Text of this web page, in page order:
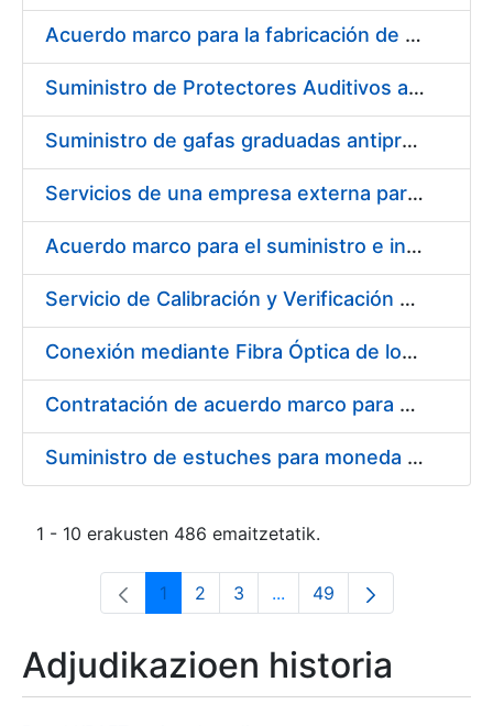
Erakutsi/Ezkutatu
Acuerdo marco para la fabricación de piezas
Suministro de Protectores Auditivos a medida para las personas trabajadoras de los Centros de Trabajo de Madrid y Burgos
Suministro de gafas graduadas antiproyecciones para los trabajadores de la FNMT-RCM en los centros de trabajo de Madrid y Burgos
Servicios de una empresa externa para el asesoramiento y resolución de los recursos de alzada que se presentan relacionados con procesos de selección para la FNMT-RCM
Acuerdo marco para el suministro e instalación de persianas, estores y otros complementos
Servicio de Calibración y Verificación Externa de los Equipos de Medición del Servicio de Prevención de la FNMT-RCM
Conexión mediante Fibra Óptica de los Centros de Proceso de Datos (CPDs) de las sedes de la FNMT-RCM de Burgos y Madrid
Contratación de acuerdo marco para el Suministro de Material de Electricidad para la Fábrica Nacional de Moneda y Timbre-Real Casa de la Moneda en su centro de trabajo de Burgos
Suministro de estuches para moneda de 30 €
1 - 10 erakusten 486 emaitzetatik.
Orrialdea
1 Orrialdea
2 Orrialdea
3 ...Intermediate Pages Use
Orrialdea
49
Adjudikazioen historia